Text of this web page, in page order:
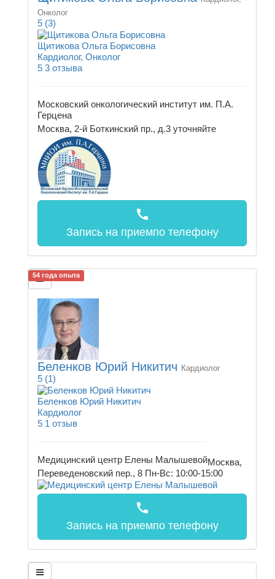
Онколог
5 (3)
Щитикова Ольга Борисовна
Кардиолог, Онколог
5 3 отзыва
Московский онкологический институт им. П.А.
Герцена
Москва, 2-й Боткинский пр., д.3 уточняйте
call
Запись на приемпо телефону
54 года опыта
Беленков Юрий Никитич Кардиолог
5 (1)
Беленков Юрий Никитич
Кардиолог
5 1 отзыв
Медицинский центр Елены МалышевойМосква,
Переведеновский пер., 8 Пн-Вс: 10:00-15:00
call
Запись на приемпо телефону